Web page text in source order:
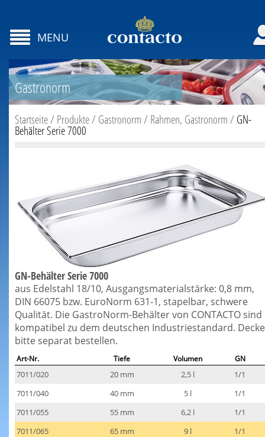
MENU
Gastronorm
Startseite/ Produkte/ Gastronorm/ Rahmen, Gastronorm/ GN-
Behälter Serie 7000
GN-Behälter Serie 7000
aus Edelstahl 18/10, Ausgangsmaterialstärke: 0,8 mm,
DIN 66075 bzw. EuroNorm 631-1, stapelbar, schwere
Qualität. Die GastroNorm-Behälter von CONTACTO sind
kompatibel zu dem deutschen Industriestandard.
bitte separat bestellen.
Art-Nr. Tiefe Volumen GN
7011/020 20 mm 2,5 l
1/1
7011/040
40 mm 5 l
1/1
7011/055
55 mm 6,2 l
1/1
7011/065
65 mm 9 l
1/1